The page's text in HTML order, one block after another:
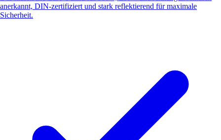
anerkannt, DIN-zertifiziert und stark reflektierend für maximale
Sicherheit.